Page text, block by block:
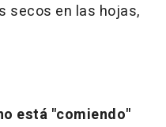
secos en las hojas,
está "comiendo"